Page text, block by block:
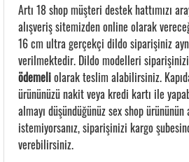
Artı 18 shop müşteri destek hattımızı
alışveriş sitemizden online olarak
16 cm ultra gerçekçi dildo siparişiniz
verilmektedir. Dildo modelleri
ödemeliolarak teslim alabilirsiniz.
ürününüzü nakit veya kredi kartı ile
almayı düşündüğünüz sex shop
istemiyorsanız, siparişinizi kargo
verebilirsiniz.